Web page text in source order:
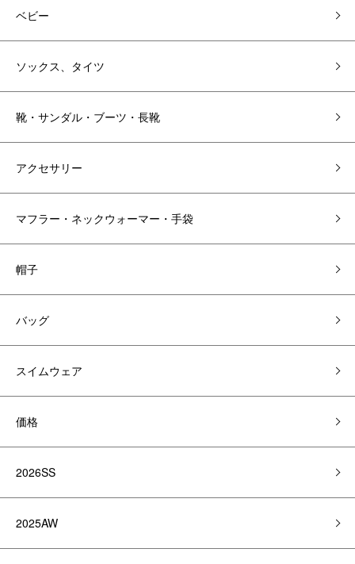
ベビー
ソックス、タイツ
靴・サンダル・ブーツ・長靴
アクセサリー
マフラー・ネックウォーマー・手袋
帽子
バッグ
スイムウェア
価格
2026SS
2025AW